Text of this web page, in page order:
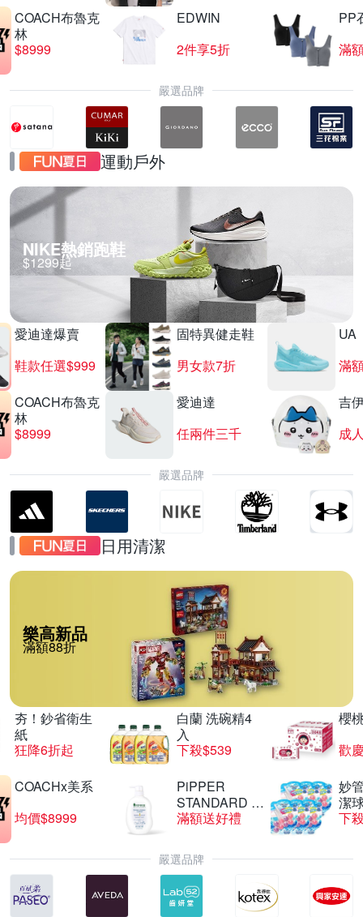
COACH布魯克
林
$8999
EDWIN
2件享5折
PP
滿
嚴選品牌
運動戶外
NIKE熱銷跑鞋
$1299起
愛迪達爆賣
鞋款任選$999
固特異健走鞋
男女款7折
UA
滿
COACH布魯克
林
$8999
愛迪達
任兩件三千
吉
嚴選品牌
日用清潔
樂高新品
滿額88折
夯！鈔省衛生
紙
狂降6折起
白蘭 洗碗精4
入
下殺$539
櫻
歡
COACHx美系
均價$8999
PiPPER
STANDARD 沛
柏
滿額送好禮
妙
潔
下
嚴選品牌